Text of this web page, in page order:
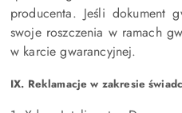
producenta. Jeśli dokument
swoje roszczenia w ramach
w karcie gwarancyjnej.
IX. Reklamacje w zakresie